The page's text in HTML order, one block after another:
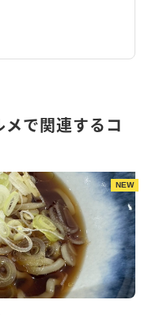
で関連するコ
NEW